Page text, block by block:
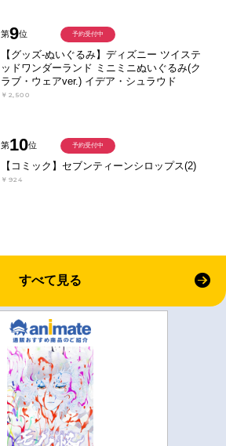
第9位
【グッズ-ぬいぐるみ】ディズニー ツイステ
ッドワンダーランド ミニミニぬいぐるみ(ク
ラブ・ウェアver.) イデア・シュラウド
￥2,500
予約受付中
第10位
【コミック】セブンティーンシロップス(2)
￥924
予約受付中
すべて見る